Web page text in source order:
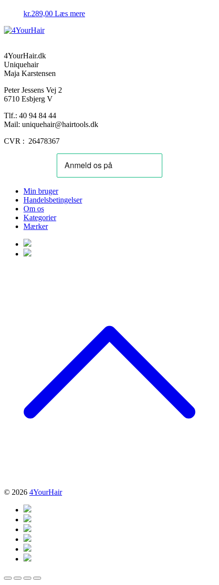
kr.289,00 Læs mere
4YourHair.dk
Uniquehair
Maja Karstensen
Peter Jessens Vej 2
6710 Esbjerg V
Tlf.: 40 94 84 44
Mail: uniquehair@hairtools.dk
CVR : 26478367
Min bruger
Handelsbetingelser
Om os
Kategorier
Mærker
© 2026 4YourHair